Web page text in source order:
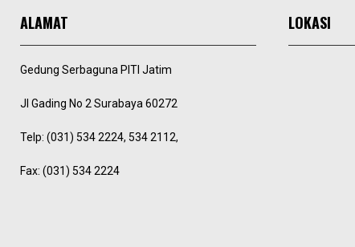
ALAMAT
Gedung Serbaguna PITI Jatim
Jl Gading No 2 Surabaya 60272
Telp: (031) 534 2224, 534 2112,
Fax: (031) 534 2224
LOKASI